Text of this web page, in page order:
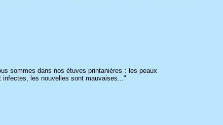
sommes dans nos étuves printanières : les peaux
les nouvelles sont mauvaises..."